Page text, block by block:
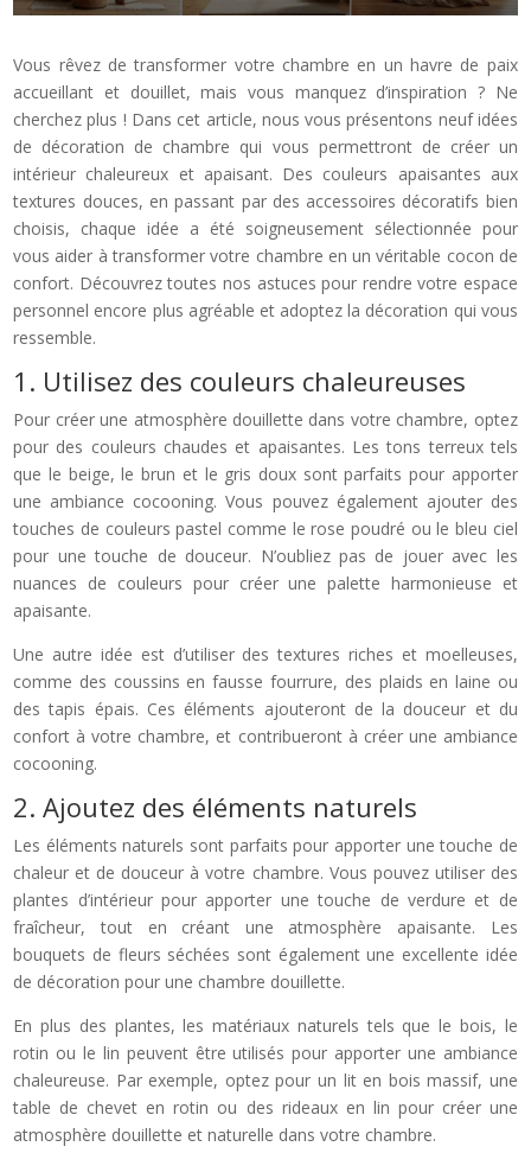
Vous rêvez de transformer votre chambre en un havre de paix
accueillant et douillet, mais vous manquez d’inspiration ? Ne
cherchez plus ! Dans cet article, nous vous présentons neuf idées
de décoration de chambre qui vous permettront de créer un
intérieur chaleureux et apaisant. Des couleurs apaisantes aux
textures douces, en passant par des accessoires décoratifs bien
choisis, chaque idée a été soigneusement sélectionnée pour
vous aider à transformer votre chambre en un véritable cocon de
confort. Découvrez toutes nos astuces pour rendre votre espace
personnel encore plus agréable et adoptez la décoration qui vous
ressemble.
1. Utilisez des couleurs chaleureuses
Pour créer une atmosphère douillette dans votre chambre, optez
pour des couleurs chaudes et apaisantes. Les tons terreux tels
que le beige, le brun et le gris doux sont parfaits pour apporter
une ambiance cocooning. Vous pouvez également ajouter des
touches de couleurs pastel comme le rose poudré ou le bleu ciel
pour une touche de douceur. N’oubliez pas de jouer avec les
nuances de couleurs pour créer une palette harmonieuse et
apaisante.
Une autre idée est d’utiliser des textures riches et moelleuses,
comme des coussins en fausse fourrure, des plaids en laine ou
des tapis épais. Ces éléments ajouteront de la douceur et du
confort à votre chambre, et contribueront à créer une ambiance
cocooning.
2. Ajoutez des éléments naturels
Les éléments naturels sont parfaits pour apporter une touche de
chaleur et de douceur à votre chambre. Vous pouvez utiliser des
plantes d’intérieur pour apporter une touche de verdure et de
fraîcheur, tout en créant une atmosphère apaisante. Les
bouquets de fleurs séchées sont également une excellente idée
de décoration pour une chambre douillette.
En plus des plantes, les matériaux naturels tels que le bois, le
rotin ou le lin peuvent être utilisés pour apporter une ambiance
chaleureuse. Par exemple, optez pour un lit en bois massif, une
table de chevet en rotin ou des rideaux en lin pour créer une
atmosphère douillette et naturelle dans votre chambre.